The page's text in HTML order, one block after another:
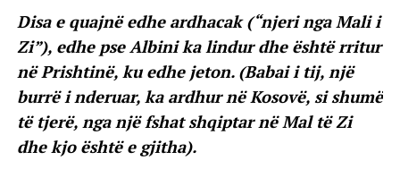
Disa e quajnë edhe ardhacak (“njeri nga Mali i
Zi”), edhe pse Albini ka lindur dhe është rritur
në Prishtinë, ku edhe jeton. (Babai i tij, një
burrë i nderuar, ka ardhur në Kosovë, si shumë
të tjerë, nga një fshat shqiptar në Mal të Zi
dhe kjo është e gjitha).